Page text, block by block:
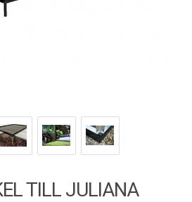
TILL JULIANA